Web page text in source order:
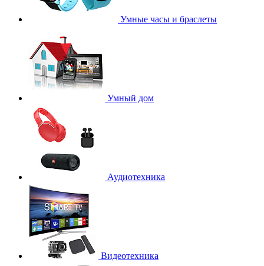
Умные часы и браслеты
Умный дом
Аудиотехника
Видеотехника